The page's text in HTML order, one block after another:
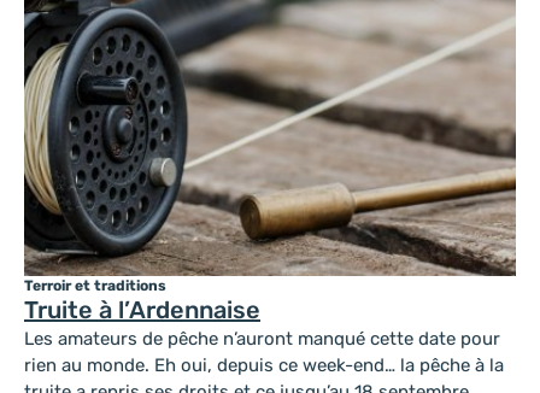
Truite à l’Ardennaise
Terroir et traditions
Les amateurs de pêche n’auront manqué cette date pour
rien au monde. Eh oui, depuis ce week-end… la pêche à la